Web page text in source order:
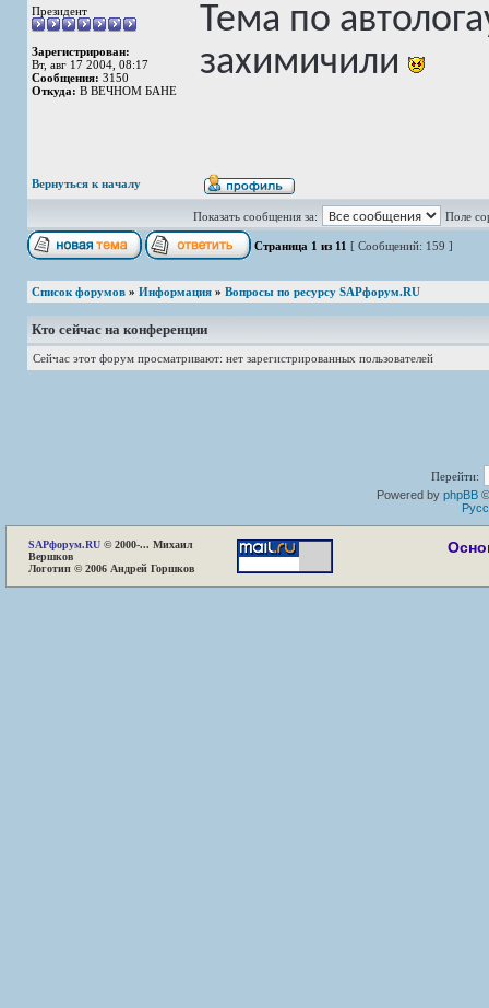
Президент
Зарегистрирован:
Вт, авг 17 2004, 08:17
Сообщения: 3150
Откуда: В ВЕЧНОМ БАНЕ
Тема по
захимичили
Вернуться к началу
Показать сообщения за: Поле
Страница 1 из 11 [ Сообщений: 159 ]
Список форумов » Информация » Вопросы по ресурсу SAPфорум.RU
Кто сейчас на конференции
Сейчас этот форум просматривают: нет зарегистрированных пользователей
Перейти:
Powered by phpBB
SAPфорум.RU © 2000-... Михаил
Вершков
Логотип © 2006 Андрей Горшков